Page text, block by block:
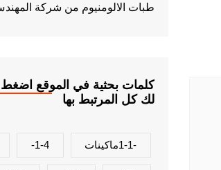
طبات الالومنيوم من شركة
كلمات بحثية في الموقع اضغط
لك كل المرتبط بها
-1-1ماكينات 1-4-